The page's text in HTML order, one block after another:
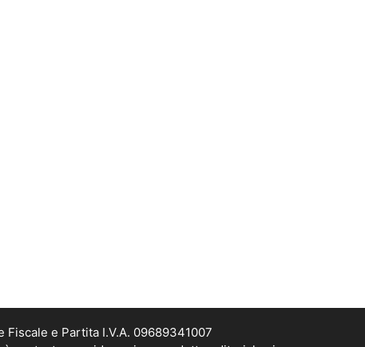
Fiscale e Partita I.V.A. 09689341007